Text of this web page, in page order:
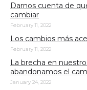
Darnos cuenta de
cambiar
February 11, 2022
Los cambios más
February 11, 2022
La brecha en
abandonamos el
January 24, 2022